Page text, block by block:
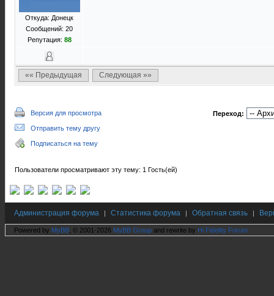
Откуда: Донецк
Сообщений: 20
Репутация: 88
«« Предыдущая Следующая »»
Версия для просмотра
Отправить тему другу
Подписаться на тему
Переход:
Пользователи просматривают эту тему: 1 Гость(ей)
Администрация форума | Статистика форума | Обратная связь |
Powered by MyBB , © 2001-2026 MyBB Group and rewrite by Hi Fidelity Forum